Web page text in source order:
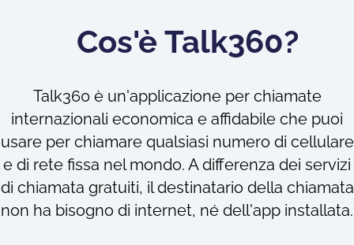
Cos'è Talk360?
Talk360 è un'applicazione per chiamate
internazionali economica e affidabile che puoi
usare per chiamare qualsiasi numero di cellulare
e di rete fissa nel mondo. A differenza dei servizi
di chiamata gratuiti, il destinatario della chiamata
non ha bisogno di internet, né dell'app installata.